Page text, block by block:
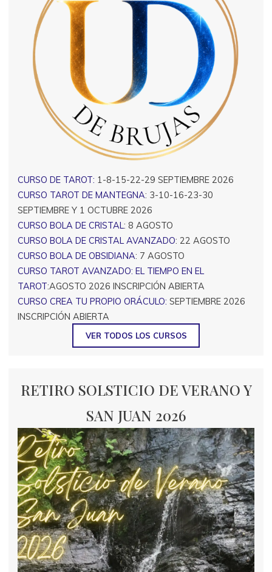
CURSO DE TAROT: 1-8-15-22-29 SEPTIEMBRE 2026
CURSO TAROT DE MANTEGNA: 3-10-16-23-30
SEPTIEMBRE Y 1 OCTUBRE 2026
CURSO BOLA DE CRISTAL: 8 AGOSTO
CURSO BOLA DE CRISTAL AVANZADO: 22 AGOSTO
CURSO BOLA DE OBSIDIANA: 7 AGOSTO
CURSO TAROT AVANZADO: EL TIEMPO EN EL
TAROT:AGOSTO 2026 INSCRIPCIÓN ABIERTA
CURSO CREA TU PROPIO ORÁCULO: SEPTIEMBRE 2026
INSCRIPCIÓN ABIERTA
VER TODOS LOS CURSOS
RETIRO SOLSTICIO DE VERANO Y
SAN JUAN 2026